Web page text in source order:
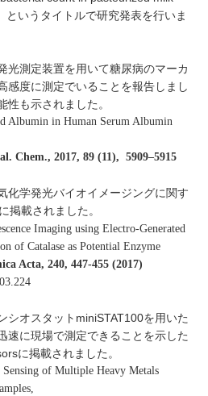
というタイトルで研究発表を行いま
光測定装置を用いて糖尿病のマーカ
感度に測定でいることを報告しまし
性も示されました。
Albumin in Human Serum Albumin
Chem., 2017, 89 (11), 5909–5915
化学発光バイオイメージングに関す
掲載されました。
Imaging using Electro-Generated
of Catalase as Potential Enzyme
Acta, 240, 447-455 (2017)
シオスタットminiSTAT100を用いた
速に現場で測定できることを示した
に掲載されました 。
of Multiple Heavy Metals